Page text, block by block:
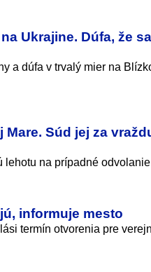
Ukrajine. Dúfa, že
a dúfa v trvalý mier na
Súd jej za
lehotu na prípadné
informuje mesto
termín otvorenia pre